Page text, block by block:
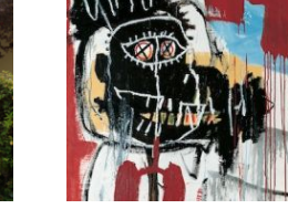
COLLECTION
25 MARS AU 4